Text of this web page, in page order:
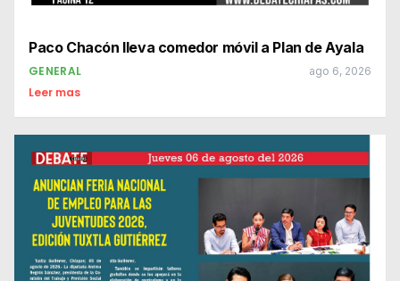
Paco Chacón lleva comedor móvil a Plan de Ayala
GENERAL ago 6, 2026
Leer mas